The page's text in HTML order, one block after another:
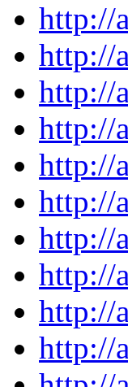
http://
http://
http://
http://
http://
http://
http://
http://
http://
http://